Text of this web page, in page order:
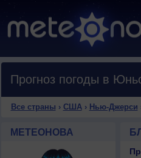
Прогноз погоды в
Все страны › США› Нью-Джерси
МЕТЕОНОВА